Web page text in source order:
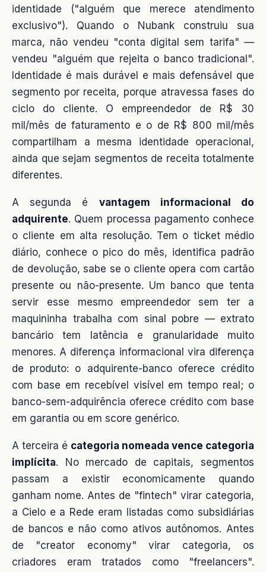
identidade ("alguém que merece atendimento
exclusivo"). Quando o Nubank construiu sua
marca, não vendeu "conta digital sem tarifa" —
vendeu "alguém que rejeita o banco tradicional".
Identidade é mais durável e mais defensável que
segmento por receita, porque atravessa fases do
ciclo do cliente. O empreendedor de R$ 30
mil/mês de faturamento e o de R$ 800 mil/mês
compartilham a mesma identidade operacional,
ainda que sejam segmentos de receita totalmente
diferentes.
A segunda é vantagem informacional do
adquirente. Quem processa pagamento conhece
o cliente em alta resolução. Tem o ticket médio
diário, conhece o pico do mês, identifica padrão
de devolução, sabe se o cliente opera com cartão
presente ou não-presente. Um banco que tenta
servir esse mesmo empreendedor sem ter a
maquininha trabalha com sinal pobre — extrato
bancário tem latência e granularidade muito
menores. A diferença informacional vira diferença
de produto: o adquirente-banco oferece crédito
com base em recebível visível em tempo real; o
banco-sem-adquirência oferece crédito com base
em garantia ou em score genérico.
A terceira é categoria nomeada vence categoria
implícita. No mercado de capitais, segmentos
passam a existir economicamente quando
ganham nome. Antes de "fintech" virar categoria,
a Cielo e a Rede eram listadas como subsidiárias
de bancos e não como ativos autônomos. Antes
de "creator economy" virar categoria, os
criadores eram tratados como "freelancers".